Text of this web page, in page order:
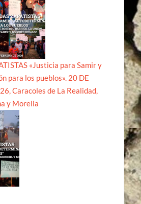
«Justicia para Samir y
para los pueblos». 20 DE
Caracoles de La Realidad,
y Morelia